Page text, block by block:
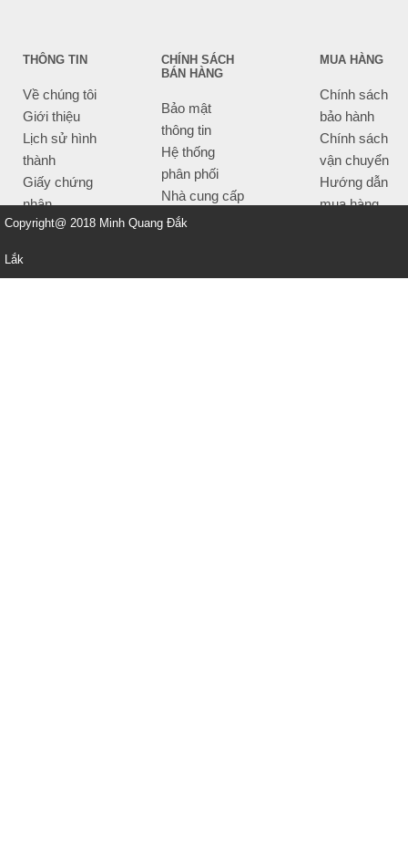
THÔNG TIN
Về chúng tôi
Giới thiệu
Lịch sử hình
thành
Giấy chứng
nhận
CHÍNH SÁCH
BÁN HÀNG
Bảo mật
thông tin
Hệ thống
phân phối
Nhà cung cấp
Tiêu chí bán
MUA HÀNG
Chính sách
bảo hành
Chính sách
vận chuyển
Hướng dẫn
mua hàng
Copyright@ 2018 Minh Quang Đắk
Lắk